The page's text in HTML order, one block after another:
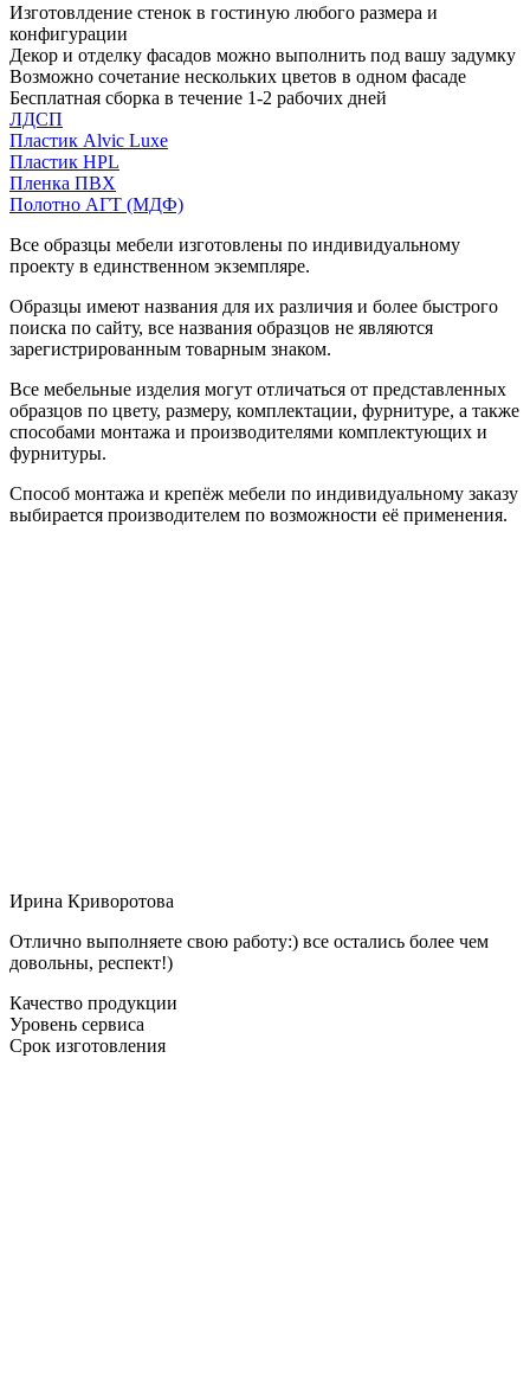
Изготовлдение стенок в гостиную любого размера и
конфигурации
Декор и отделку фасадов можно выполнить под вашу задумку
Возможно сочетание нескольких цветов в одном фасаде
Бесплатная сборка в течение 1-2 рабочих дней
ЛДСП
Пластик Alvic Luxe
Пластик HPL
Пленка ПВХ
Полотно АГТ (МДФ)
Все образцы мебели изготовлены по индивидуальному
проекту в единственном экземпляре.
Образцы имеют названия для их различия и более быстрого
поиска по сайту, все названия образцов не являются
зарегистрированным товарным знаком.
Все мебельные изделия могут отличаться от представленных
образцов по цвету, размеру, комплектации, фурнитуре, а также
способами монтажа и производителями комплектующих и
фурнитуры.
Способ монтажа и крепёж мебели по индивидуальному заказу
выбирается производителем по возможности её применения.
Ирина Криворотова
Отлично выполняете свою работу:) все остались более чем
довольны, респект!)
Качество продукции
Уровень сервиса
Срок изготовления